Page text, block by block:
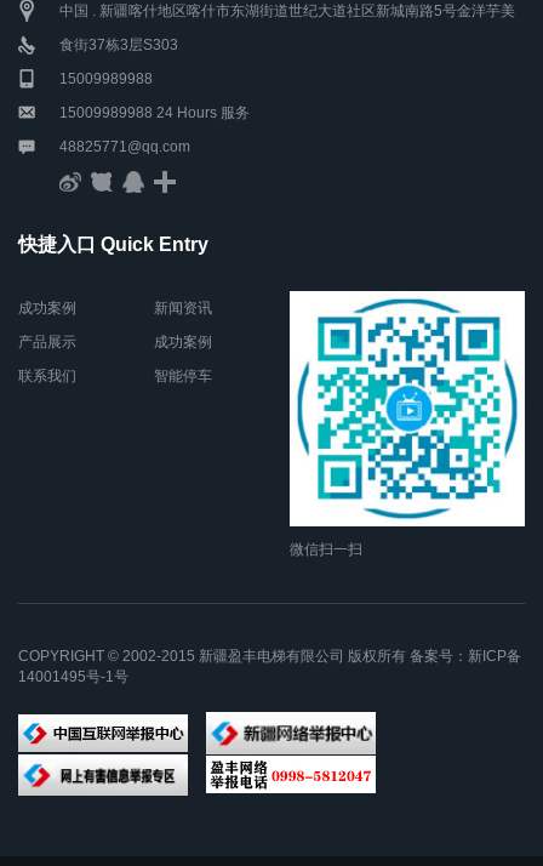
中国 . 新疆喀什地区喀什市东湖街道世纪大道社区新城南路5号金洋芋美
食街37栋3层S303
15009989988
15009989988 24 Hours 服务
48825771@qq.com
快捷入口 Quick Entry
成功案例
产品展示
联系我们
新闻资讯
成功案例
智能停车
微信扫一扫
COPYRIGHT © 2002-2015 新疆盈丰电梯有限公司 版权所有 备案号： 新ICP备
14001495号-1号